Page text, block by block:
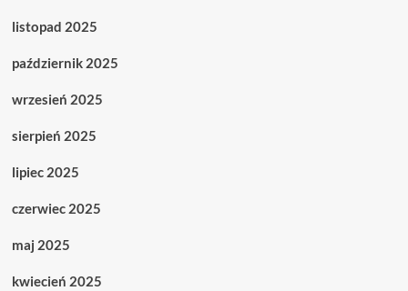
listopad 2025
październik 2025
wrzesień 2025
sierpień 2025
lipiec 2025
czerwiec 2025
maj 2025
kwiecień 2025